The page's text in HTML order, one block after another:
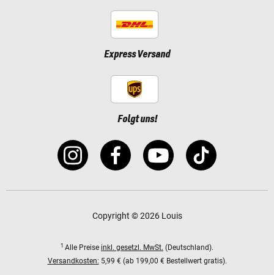
Express Versand
Folgt uns!
Copyright © 2026 Louis
1 Alle Preise inkl. gesetzl. MwSt. (Deutschland).
Versandkosten: 5,99 € (ab 199,00 € Bestellwert gratis).